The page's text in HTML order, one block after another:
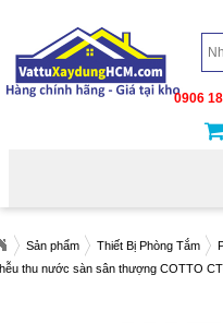
0906
Sản phẩm Thiết Bị Phòng Tắm
thu nước sàn sân thượng COTTO